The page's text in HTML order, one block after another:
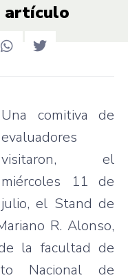
artículo
Una comitiva de
evaluadores
visitaron, el
miércoles 11 de
julio, el Stand de
R. Alonso,
lafacultad de
Nacional de